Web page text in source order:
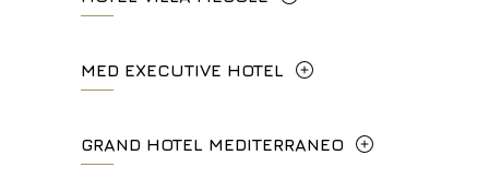
+39 055 212456
info.hc@fhhotelgroup.it
booking.hc@fhhotelgroup.it
l'Angelico, 35, 50014 Fiesole Città
+39 055 597252
MED EXECUTIVE HOTEL
+39 055 06 92 860
GRAND HOTEL MEDITERRANEO